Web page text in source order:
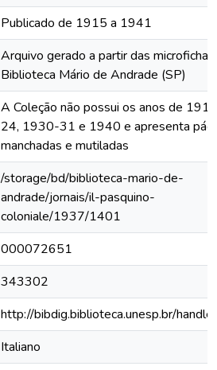
Publicado de 1915 a 1941
Arquivo gerado a partir das
Biblioteca Mário de Andrade (SP)
A Coleção não possui os anos de
24, 1930-31 e 1940 e apresenta
manchadas e mutiladas
/storage/bd/biblioteca-mario-de-
andrade/jornais/il-pasquino-
coloniale/1937/1401
000072651
343302
http://bibdig.biblioteca.unesp.br/
Italiano